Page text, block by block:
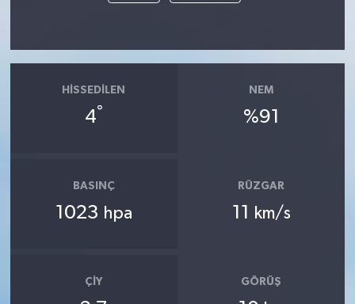
HISSEDILEN
4°
NEM
%91
BASINÇ
1023 hpa
RÜZGAR
11 km/s
ÇIY GÖRÜŞ